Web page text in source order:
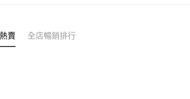
賣 全店暢銷排行